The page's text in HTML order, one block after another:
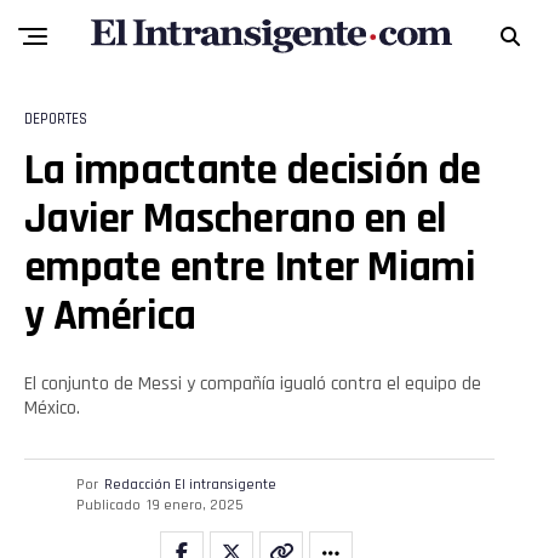
DEPORTES
La impactante decisión de
Javier Mascherano en el
empate entre Inter Miami
y América
El conjunto de Messi y compañía igualó contra el equipo de
México.
Por Redacción El intransigente
Publicado 19 enero, 2025